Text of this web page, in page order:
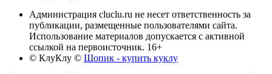
Администрация cluclu.ru не несет ответственность за
публикации, размещенные пользователями сайта.
Использование материалов допускается с активной
ссылкой на первоисточник. 16+
© КлуКлу © Шопик - купить куклу